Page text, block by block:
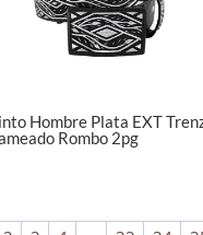
Hombre Plata EXT
Rombo 2pg